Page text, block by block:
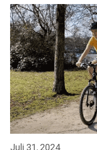
Juli 31, 2024